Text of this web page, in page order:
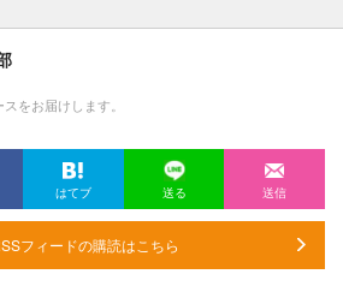
をお届けします。
はてブ 送る 送信
フィードの購読はこちら